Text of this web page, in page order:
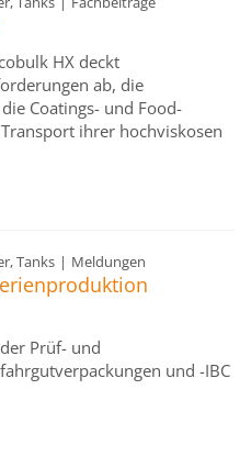
HX deckt
ab, die
Coatings- und Food-
ihrer hochviskosen
Tanks | Meldungen
Prüf- und
und -IBC